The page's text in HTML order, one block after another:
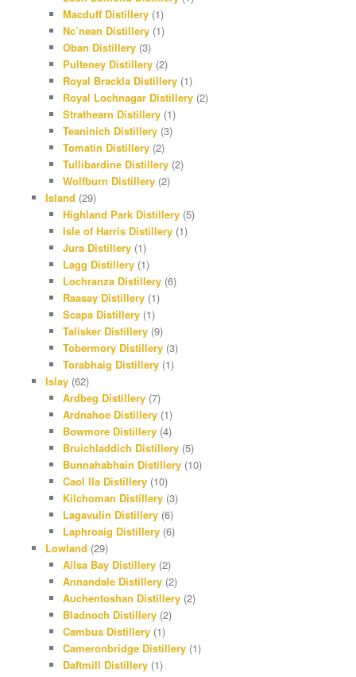
Macduff Distillery (1)
Nc’nean Distillery (1)
Oban Distillery (3)
Pulteney Distillery (2)
Royal Brackla Distillery (1)
Royal Lochnagar Distillery (2)
Strathearn Distillery (1)
Teaninich Distillery (3)
Tomatin Distillery (2)
Tullibardine Distillery (2)
Wolfburn Distillery (2)
Island (29)
Highland Park Distillery (5)
Isle of Harris Distillery (1)
Jura Distillery (1)
Lagg Distillery (1)
Lochranza Distillery (6)
Raasay Distillery (1)
Scapa Distillery (1)
Talisker Distillery (9)
Tobermory Distillery (3)
Torabhaig Distillery (1)
Islay(62)
Ardbeg Distillery (7)
Ardnahoe Distillery (1)
Bowmore Distillery (4)
Bruichladdich Distillery (5)
Bunnahabhain Distillery (10)
Caol Ila Distillery (10)
Kilchoman Distillery (3)
Lagavulin Distillery (6)
Laphroaig Distillery (6)
Lowland (29)
Ailsa Bay Distillery (2)
Annandale Distillery (2)
Auchentoshan Distillery (2)
Bladnoch Distillery (2)
Cambus Distillery (1)
Cameronbridge Distillery (1)
Daftmill Distillery (1)